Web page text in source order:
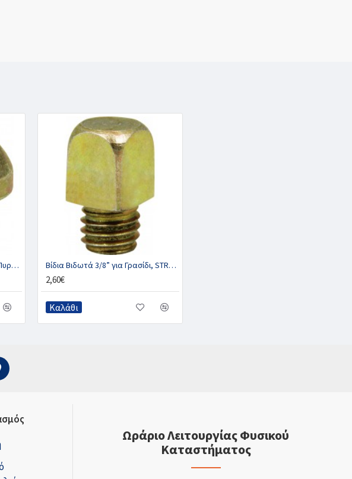
Βίδια Βιδωτά EL 3/8” – 8χιλ. με Πυρήνα Τιτανίου, STROMSHOLM Βίδια Βιδωτά 3/8” για Γρασίδι, STROMSHOLM
2,60€
Καλάθι
Ωράριο Λειτουργίας Φυσικού
Καταστήματος